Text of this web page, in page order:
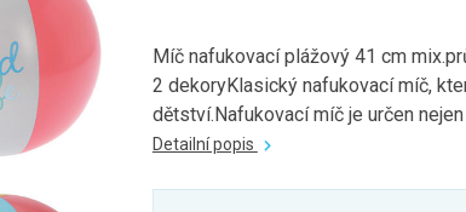
Míč nafukovací plážový 41 cm
2 dekoryKlasický nafukovací míč,
dětství.Nafukovací míč je určen nejen
Detailní popis